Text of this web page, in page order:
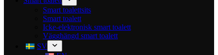
Smart toalettsits
Smart toalett
Icke-elektronisk smart toalett
Vägghängd smart toalett
SV